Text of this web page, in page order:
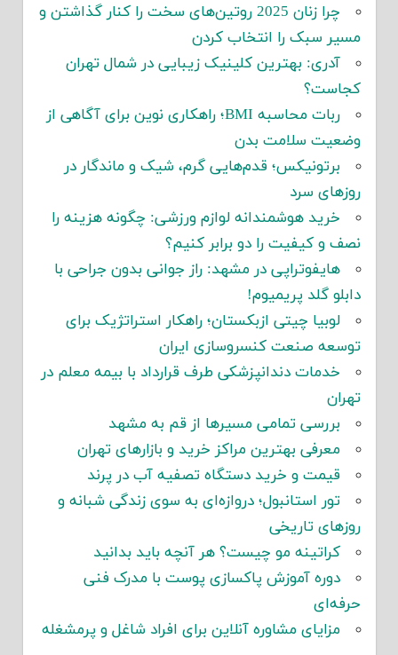
چرا زنان 2025 روتین‌های سخت را کنار گذاشتن و
مسیر سبک را انتخاب کردن
آدری: بهترین کلینیک زیبایی در شمال تهران
کجاست؟
ربات محاسبه BMI؛ راهکاری نوین برای آگاهی از
وضعیت سلامت بدن
برتونیکس؛ قدم‌هایی گرم، شیک و ماندگار در
روزهای سرد
خرید هوشمندانه لوازم ورزشی: چگونه هزینه را
نصف و کیفیت را دو برابر کنیم؟
هایفوتراپی در مشهد: راز جوانی بدون جراحی با
دابلو گلد پریمیوم!
لوبیا چیتی ازبکستان؛ راهکار استراتژیک برای
توسعه صنعت کنسروسازی ایران
خدمات دندانپزشکی طرف قرارداد با بیمه معلم در
تهران
بررسی تمامی مسیرها از قم به مشهد
معرفی بهترین مراکز خرید و بازارهای تهران
قیمت و خرید دستگاه تصفیه آب در پرند
تور استانبول؛ دروازه‌ای به سوی زندگی شبانه و
روزهای تاریخی
کراتینه مو چیست؟ هر آنچه باید بدانید
دوره آموزش پاکسازی پوست با مدرک فنی
حرفه‌ای
مزایای مشاوره آنلاین برای افراد شاغل و پرمشغله